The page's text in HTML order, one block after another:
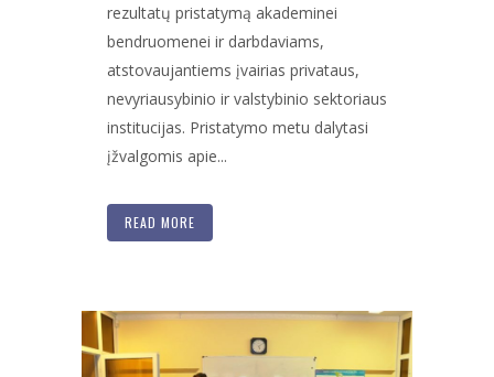
rezultatų pristatymą akademinei
bendruomenei ir darbdaviams,
atstovaujantiems įvairias privataus,
nevyriausybinio ir valstybinio sektoriaus
institucijas. Pristatymo metu dalytasi
įžvalgomis apie...
READ MORE